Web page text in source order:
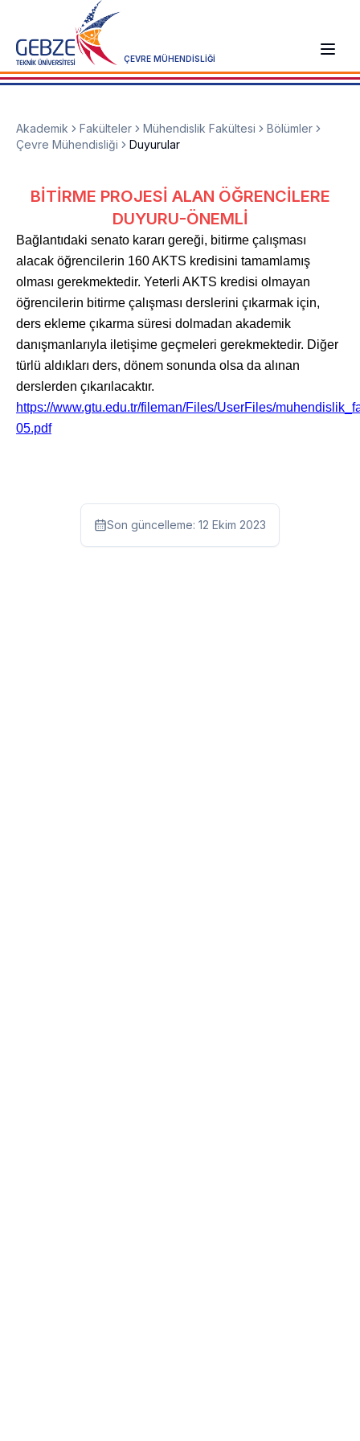
ÇEVRE MÜHENDİSLİĞİ
Akademik Fakülteler Mühendislik Fakültesi
Bölümler
Çevre Mühendisliği
Duyurular
BİTİRME PROJESİ ALAN ÖĞRENCİLERE
DUYURU-ÖNEMLİ
Bağlantıdaki senato kararı gereği, bitirme çalışması
alacak öğrencilerin 160 AKTS kredisini tamamlamış
olması gerekmektedir. Yeterli AKTS kredisi olmayan
öğrencilerin bitirme çalışması derslerini çıkarmak için,
ders ekleme çıkarma süresi dolmadan akademik
danışmanlarıyla iletişime geçmeleri gerekmektedir. Diğer
türlü aldıkları ders, dönem sonunda olsa da alınan
derslerden çıkarılacaktır.
https://www.gtu.edu.tr/fileman/Files/UserFiles/
05.pdf
Son güncelleme: 12 Ekim 2023